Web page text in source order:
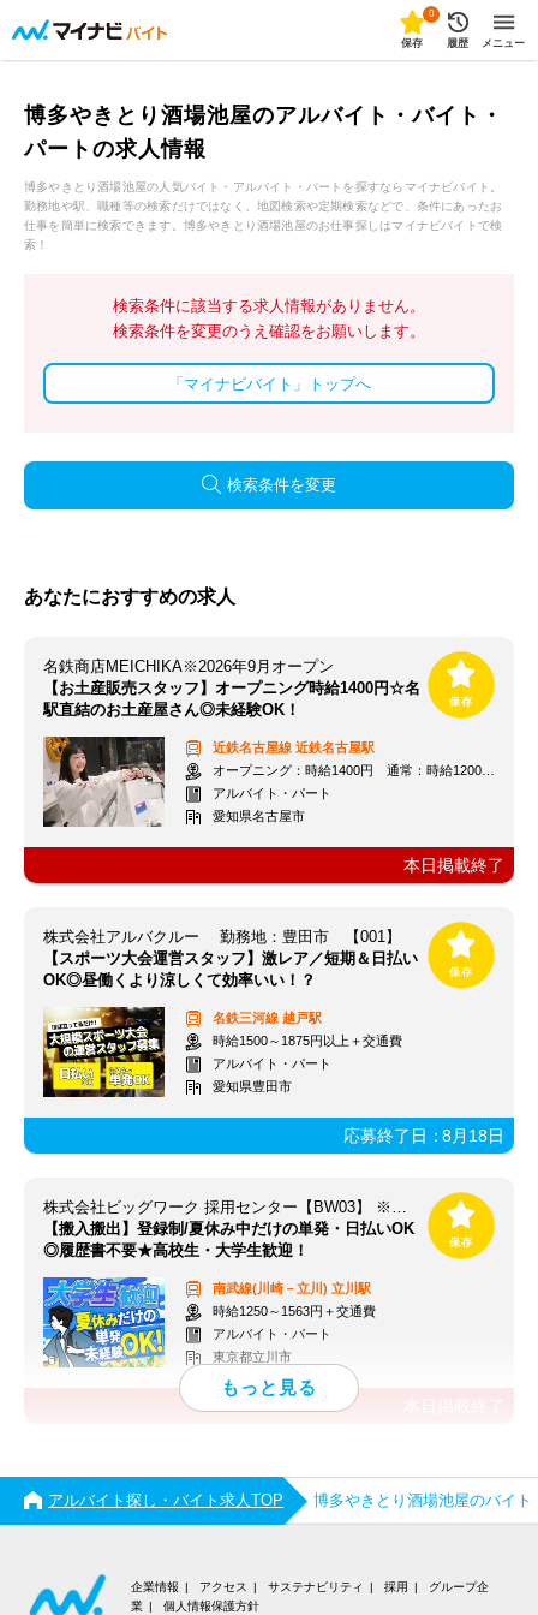
0
保存 履歴 メニュー
博多やきとり酒場池屋のアルバイト・バイト・
パートの求人情報
博多やきとり酒場池屋の人気バイト・アルバイト・パートを探すならマイナビバイト。
勤務地や駅、職種等の検索だけではなく、地図検索や定期検索などで、条件にあったお
仕事を簡単に検索できます。博多やきとり酒場池屋のお仕事探しはマイナビバイトで検
索！
検索条件に該当する求人情報がありません。
検索条件を変更のうえ確認をお願いします。
「マイナビバイト」トップへ
検索条件を変更
あなたにおすすめの求人
名鉄商店MEICHIKA※2026年9月オープン
【お土産販売スタッフ】オープニング時給1400円☆名
駅直結のお土産屋さん◎未経験OK！
近鉄名古屋線 近鉄名古屋駅
オープニング：時給1400円 通常：時給1200円～＋交通費全額支給
アルバイト・パート
愛知県名古屋市
本日掲載終了
株式会社アルバクルー 勤務地：豊田市 【001】
【スポーツ大会運営スタッフ】激レア／短期＆日払い
OK◎昼働くより涼しくて効率いい！？
名鉄三河線 越戸駅
時給1500～1875円以上＋交通費
アルバイト・パート
愛知県豊田市
応募終了日：8月18日
株式会社ビッグワーク 採用センター【BW03】 ※立川エリア
【搬入搬出】登録制/夏休み中だけの単発・日払いOK
◎履歴書不要★高校生・大学生歓迎！
南武線(川崎－立川) 立川駅
時給1250～1563円＋交通費
アルバイト・パート
東京都立川市
アルバイト探し・バイト求人TOP 博多やきとり酒場池屋のバイト
企業情報 アクセス サステナビリティ 採用
グループ企
業
個人情報保護方針